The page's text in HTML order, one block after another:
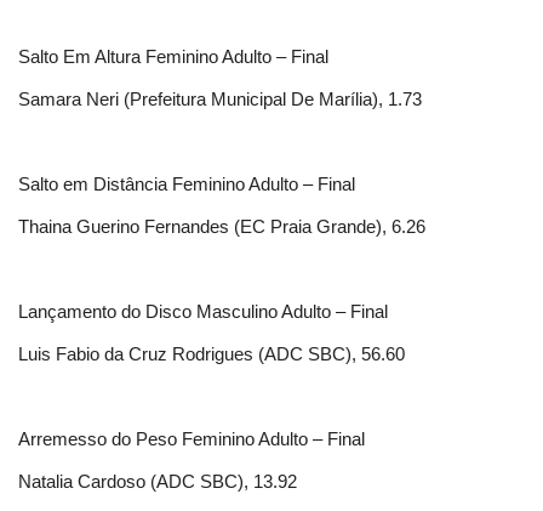
Salto Em Altura Feminino Adulto – Final
Samara Neri (Prefeitura Municipal De Marília), 1.73
Salto em Distância Feminino Adulto – Final
Thaina Guerino Fernandes (EC Praia Grande), 6.26
Lançamento do Disco Masculino Adulto – Final
Luis Fabio da Cruz Rodrigues (ADC SBC), 56.60
Arremesso do Peso Feminino Adulto – Final
Natalia Cardoso (ADC SBC), 13.92